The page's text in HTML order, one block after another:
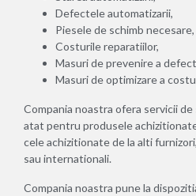
Defectele automatizarii,
Piesele de schimb necesare,
Costurile reparatiilor,
Masuri de prevenire a
Masuri de optimizare a
Compania noastra ofera servicii
atat pentru produsele
cele achizitionate de la alti
sau internationali.
Compania noastra pune la